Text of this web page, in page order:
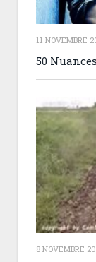
11 NOVEMBRE
50
8 NOVEMBRE